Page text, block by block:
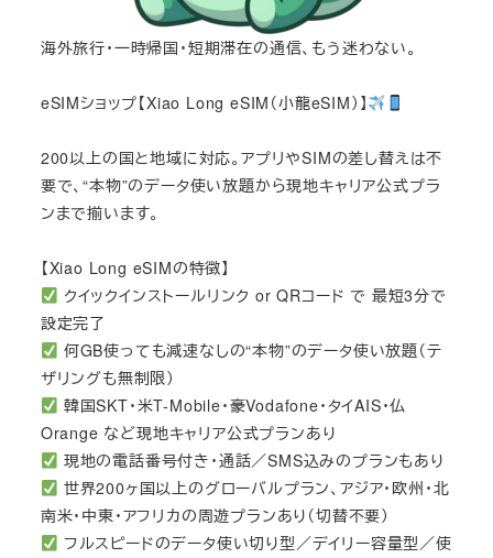
海外旅行・一時帰国・短期滞在の通信、もう迷わない。
eSIMショップ【Xiao Long eSIM（小龍eSIM）】
200以上の国と地域に対応。アプリやSIMの差し替えは不
要で、“本物”のデータ使い放題から現地キャリア公式プラ
ンまで揃います。
【Xiao Long eSIMの特徴】
クイックインストールリンク or QRコード で 最短3分で
設定完了
何GB使っても減速なしの“本物”のデータ使い放題（テ
ザリングも無制限）
韓国SKT・米T-Mobile・豪Vodafone・タイAIS・仏
Orange など現地キャリア公式プランあり
現地の電話番号付き・通話／SMS込みのプランもあり
世界200ヶ国以上のグローバルプラン、アジア・欧州・北
南米・中東・アフリカの周遊プランあり（切替不要）
フルスピードのデータ使い切り型／デイリー容量型／使